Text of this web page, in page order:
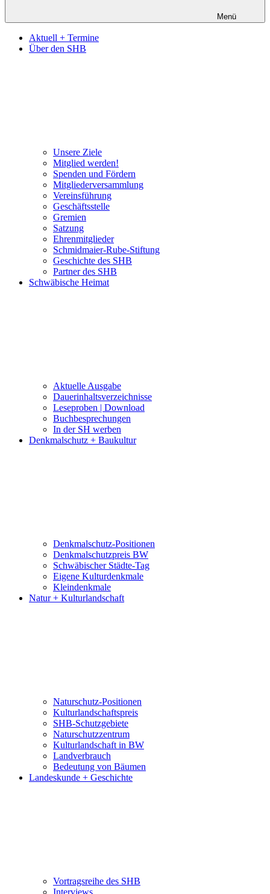
Menü
Aktuell + Termine
Über den SHB
Unsere Ziele
Mitglied werden!
Spenden und Fördern
Mitgliederversammlung
Vereinsführung
Geschäftsstelle
Gremien
Satzung
Ehrenmitglieder
Schmidmaier-Rube-Stiftung
Geschichte des SHB
Partner des SHB
Schwäbische Heimat
Aktuelle Ausgabe
Dauerinhaltsverzeichnisse
Leseproben | Download
Buchbesprechungen
In der SH werben
Denkmalschutz + Baukultur
Denkmalschutz-Positionen
Denkmalschutzpreis BW
Schwäbischer Städte-Tag
Eigene Kulturdenkmale
Kleindenkmale
Natur + Kulturlandschaft
Naturschutz-Positionen
Kulturlandschaftspreis
SHB-Schutzgebiete
Naturschutzzentrum
Kulturlandschaft in BW
Landverbrauch
Bedeutung von Bäumen
Landeskunde + Geschichte
Vortragsreihe des SHB
Interviews